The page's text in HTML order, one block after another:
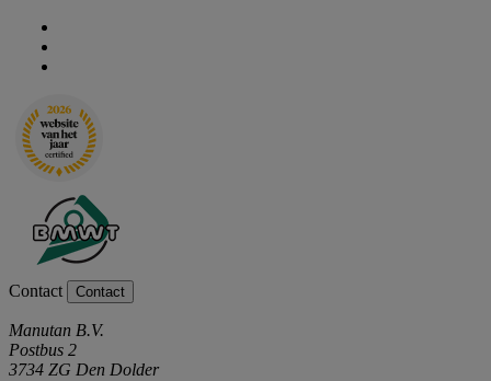
Contact Contact
Manutan B.V.
Postbus 2
3734 ZG Den Dolder